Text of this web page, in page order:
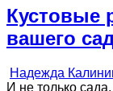
Кустовые
вашего
Надежда
И не только